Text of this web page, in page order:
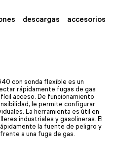
descargas accesorios
con sonda flexible es un
rápidamente fugas de gas
acceso. De funcionamiento
le permite configurar
La herramienta es útil en
industriales y gasolineras. El
la fuente de peligro y
a una fuga de gas.